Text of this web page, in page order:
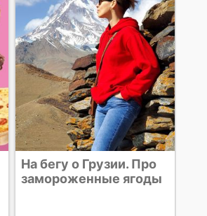
На бегу о Грузии. Про
замороженные ягоды